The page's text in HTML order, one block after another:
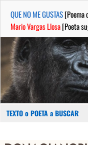
QUE NO ME GUSTAS[Poema
Mario Vargas Llosa[Poeta
Buscar: